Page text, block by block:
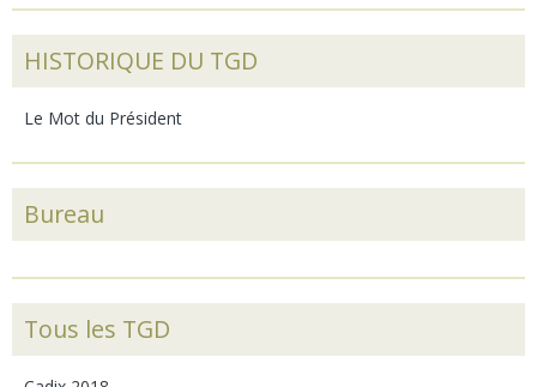
HISTORIQUE DU TGD
Le Mot du Président
Bureau
Tous les TGD